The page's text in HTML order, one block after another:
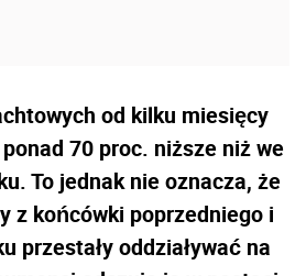
od kilku miesięcy
70 proc. niższe niż we
To jednak nie oznacza, że
z końcówki poprzedniego i
przestały oddziaływać na